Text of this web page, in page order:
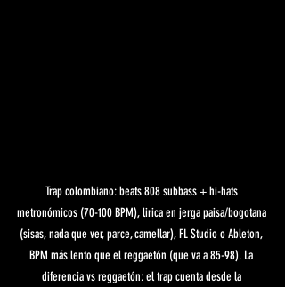
Trap colombiano: beats 808 subbass + hi-hats
metronómicos (70-100 BPM), lirica en jerga paisa/bogotana
(sisas, nada que ver, parce, camellar), FL Studio o Ableton,
BPM más lento que el reggaetón (que va a 85-98). La
diferencia vs reggaetón: el trap cuenta desde la